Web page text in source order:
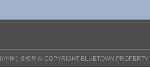
国) 版权所有 COPYRIGHT BLUETOWN